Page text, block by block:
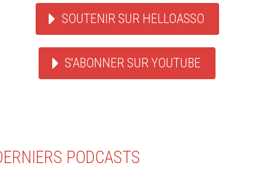
SOUTENIR SUR HELLOASSO
S'ABONNER SUR YOUTUBE
PODCASTS